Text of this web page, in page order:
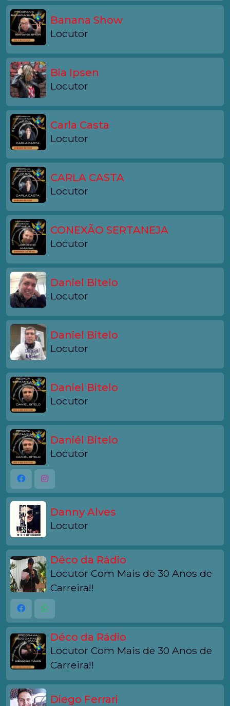
Banana Show
Locutor
Bia Ipsen
Locutor
Carla Casta
Locutor
CARLA CASTA
Locutor
CONEXÃO SERTANEJA
Locutor
Daniel Bitelo
Locutor
Daniel Bitelo
Locutor
Daniel Bitelo
Locutor
Daniél Bitelo
Locutor
Danny Alves
Locutor
Déco da Rádio
Locutor Com Mais de 30 Anos de
Carreira!!
Déco da Rádio
Locutor Com Mais de 30 Anos de
Carreira!!
Diego Ferrari